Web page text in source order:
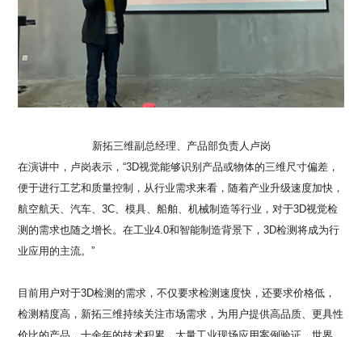
新拓三维副总经理、产品部负责人卢岗
在演讲中，卢岗表示，“3D视觉能够识别产品或物体的三维尺寸偏差，
便于进行工艺和质量控制，从行业需求来看，随着产业升级速度加快，
航空航天、汽车、3C、模具、船舶、机械制造等行业，对于3D视觉检
测的需求也随之增长。在工业4.0和智能制造背景下，3D检测将成为行
业应用的主流。”
目前用户对于3D检测的需求，不仅要求检测速度快，还要求价格低，
检测精度高，新拓三维持续关注市场需求，为用户提供高品质、更具性